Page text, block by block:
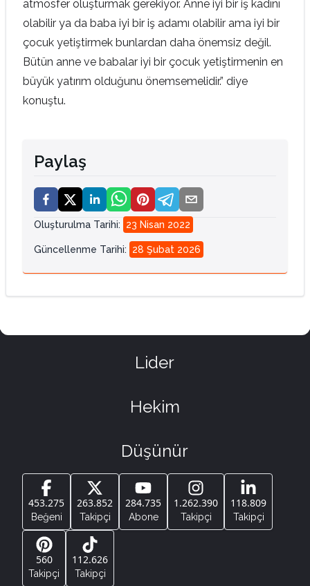
atmosfer oluşturmak gerekiyor. Anne iyi bir iş kadını
olabilir ya da baba iyi bir iş adamı olabilir ama iyi bir
çocuk yetiştirmek bunlardan daha önemsiz değil.
Bütün anne ve babalar iyi bir çocuk yetiştirmenin en
büyük yatırım olduğunu önemsemelidir.” diye
konuştu.
Paylaş
Oluşturulma Tarihi: 23 Nisan 2022
Güncellenme Tarihi: 28 Şubat 2026
Lider
Hekim
Düşünür
453.275
Beğeni
263.852
Takipçi
284.735
Abone
1.262.390
Takipçi
118.809
Takipçi
560
Takipçi
112.626
Takipçi